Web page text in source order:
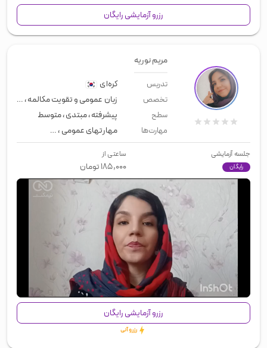
رزرو آزمایشی رایگان
مریم نوریه
تدریس کره‌ای
تخصص زبان عمومی و تقویت مکالمه،زبان
سطح پیشرفته،مبتدی،متوسط
مهارت‌ها مهارتهای عمومی،زبان عمومی
جلسه آزمایشی
رایگان
ساعتی از
۱۸۵,۰۰۰تومان
00:00/01:22
رزرو آزمایشی رایگان
رزرو آنی